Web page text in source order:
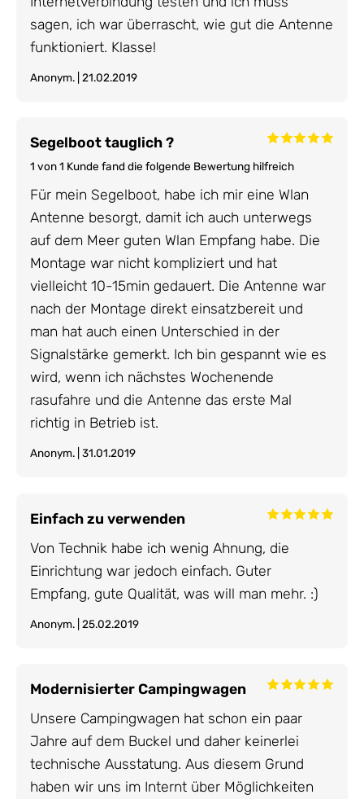
sagen, ich war überrascht, wie gut die Antenne
funktioniert. Klasse!
Anonym. | 21.02.2019
Segelboot tauglich ?
1 von 1 Kunde fand die folgende Bewertung hilfreich
Für mein Segelboot, habe ich mir eine Wlan
Antenne besorgt, damit ich auch unterwegs
auf dem Meer guten Wlan Empfang habe. Die
Montage war nicht kompliziert und hat
vielleicht 10-15min gedauert. Die Antenne war
nach der Montage direkt einsatzbereit und
man hat auch einen Unterschied in der
Signalstärke gemerkt. Ich bin gespannt wie es
wird, wenn ich nächstes Wochenende
rasufahre und die Antenne das erste Mal
richtig in Betrieb ist.
Anonym. | 31.01.2019
Einfach zu verwenden
Von Technik habe ich wenig Ahnung, die
Einrichtung war jedoch einfach. Guter
Empfang, gute Qualität, was will man mehr. :)
Anonym. | 25.02.2019
Modernisierter Campingwagen
Unsere Campingwagen hat schon ein paar
Jahre auf dem Buckel und daher keinerlei
technische Ausstatung. Aus diesem Grund
haben wir uns im Internt über Möglichkeiten